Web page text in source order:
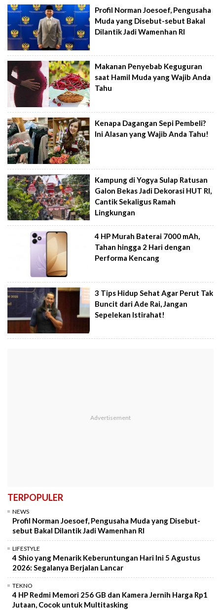
Profil Norman Joesoef, Pengusaha
Muda yang Disebut-sebut Bakal
Dilantik Jadi Wamenhan RI
Makanan Penyebab Keguguran
saat Hamil Muda yang Wajib Anda
Tahu
Kenapa Dagangan Sepi Pembeli?
Ini Alasan yang Wajib Anda Tahu!
Kampung di Yogya Sulap Ratusan
Galon Bekas Jadi Dekorasi HUT RI,
Cantik Sekaligus Ramah
Lingkungan
4 HP Murah Baterai 7000 mAh,
Tahan hingga 2 Hari dengan
Performa Kencang
3 Tips Hidup Sehat Agar Perut Tak
Buncit dari Ade Rai, Jangan
Sepelekan Istirahat!
TERPOPULER
NEWS
Profil Norman Joesoef, Pengusaha Muda yang Disebut-
sebut Bakal Dilantik Jadi Wamenhan RI
LIFESTYLE
4 Shio yang Menarik Keberuntungan Hari Ini 5 Agustus
2026: Segalanya Berjalan Lancar
TEKNO
4 HP Redmi Memori 256 GB dan Kamera Jernih Harga Rp1
Jutaan, Cocok untuk Multitasking